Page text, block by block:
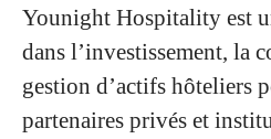
Younight Hospitality est
dans l’investissement, la
gestion d’actifs hôteliers
partenaires privés et